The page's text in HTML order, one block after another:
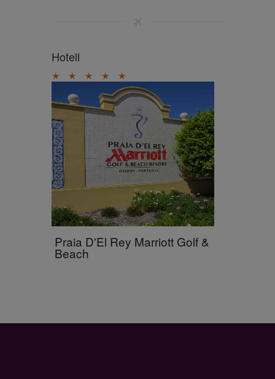
Hotell
★ ★ ★ ★ ★
Praia D'El Rey Marriott Golf &
Beach